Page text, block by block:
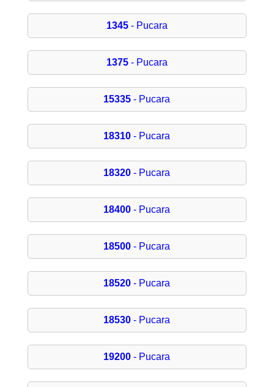
1345- Pucara
1375- Pucara
15335 - Pucara
18310 - Pucara
18320 - Pucara
18400 - Pucara
18500 - Pucara
18520 - Pucara
18530 - Pucara
19200 - Pucara